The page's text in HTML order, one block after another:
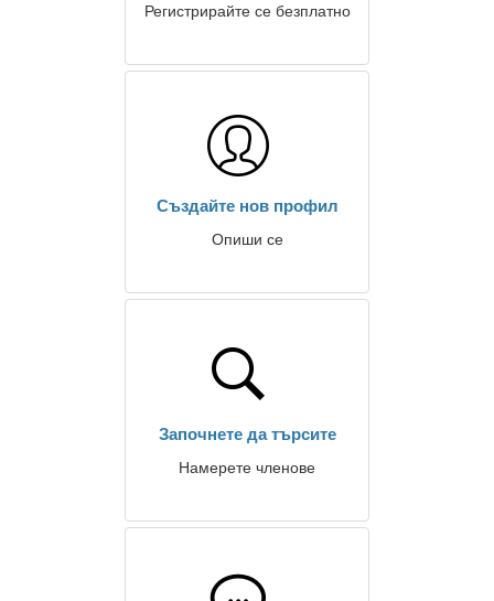
Регистрирайте се безплатно
Създайте нов профил
Опиши се
Започнете да търсите
Намерете членове